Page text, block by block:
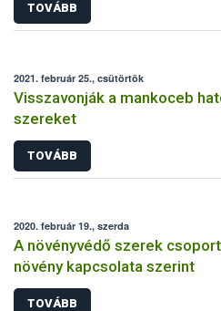
TOVÁBB
2021. február 25., csütörtök
Visszavonják a mankoceb
szereket
TOVÁBB
2020. február 19., szerda
A növényvédő szerek
növény kapcsolata szerint
TOVÁBB